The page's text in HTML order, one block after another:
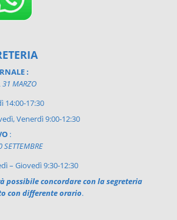
:
31 MARZO
14:00-17:30
Venerdì 9:00-12:30
:
SETTEMBRE
– Giovedì 9:30-12:30
possibile concordare con la segreteria
con differente orario.